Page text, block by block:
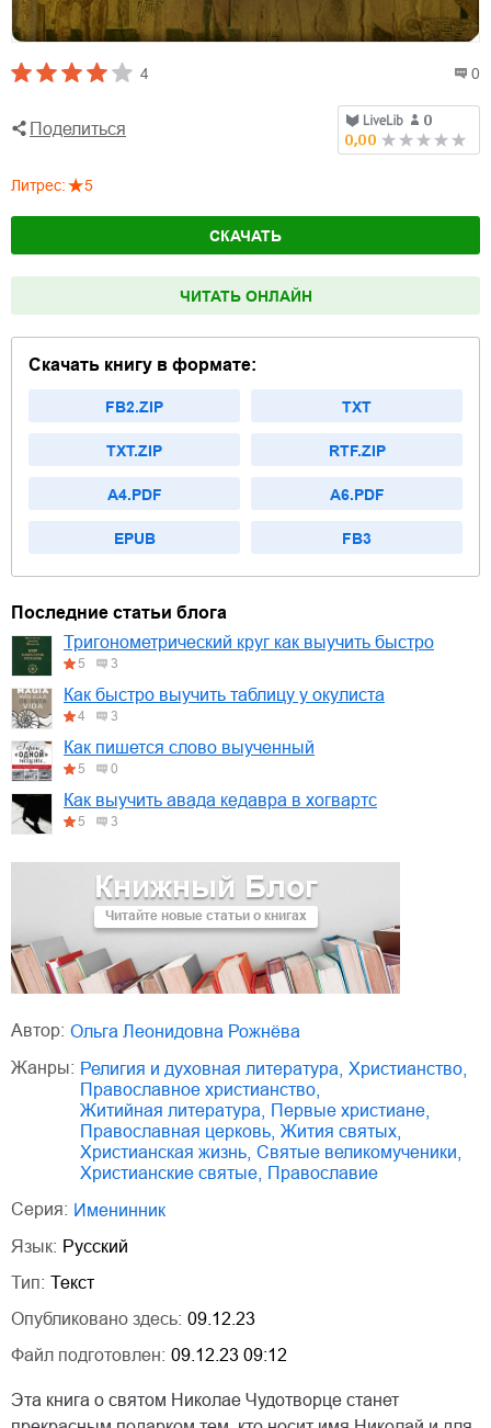
4 0
Поделиться
Литрес: 5
СКАЧАТЬ
ЧИТАТЬ ОНЛАЙН
Скачать книгу в формате:
FB2.ZIP TXT
TXT.ZIP RTF.ZIP
A4.PDF A6.PDF
EPUB FB3
Книжный Блог
Читайте новые статьи о книгах
Последние статьи блога
Тригонометрический круг как выучить быстро
5 3
Как быстро выучить таблицу у окулиста
4 3
Как пишется слово выученный
5 0
Как выучить авада кедавра в хогвартс
5 3
Автор:
Ольга Леонидовна Рожнёва
Жанры:
религия и духовная литература христианство
православное христианство
житийная литература
первые христиане
православная церковь
жития святых
христианская жизнь
святые великомученики
христианские святые
православие
Серия:
Именинник
Язык: Русский
Тип: Текст
Опубликовано здесь: 09.12.23
Файл подготовлен: 09.12.23 09:12
Эта книга о святом Николае Чудотворце станет